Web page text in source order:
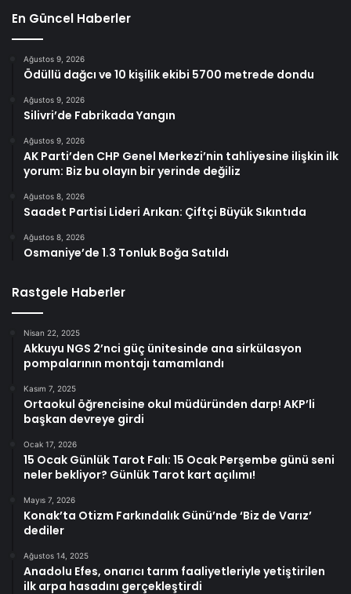
En Güncel Haberler
Ağustos 9, 2026
Ödüllü dağcı ve 10 kişilik ekibi 5700 metrede dondu
Ağustos 9, 2026
Silivri’de Fabrikada Yangın
Ağustos 9, 2026
AK Parti’den CHP Genel Merkezi’nin tahliyesine ilişkin ilk
yorum: Biz bu olayın bir yerinde değiliz
Ağustos 8, 2026
Saadet Partisi Lideri Arıkan: Çiftçi Büyük Sıkıntıda
Ağustos 8, 2026
Osmaniye’de 1.3 Tonluk Boğa Satıldı
Rastgele Haberler
Nisan 22, 2025
Akkuyu NGS 2’nci güç ünitesinde ana sirkülasyon
pompalarının montajı tamamlandı
Kasım 7, 2025
Ortaokul öğrencisine okul müdüründen darp! AKP’li
başkan devreye girdi
Ocak 17, 2026
15 Ocak Günlük Tarot Falı: 15 Ocak Perşembe günü seni
neler bekliyor? Günlük Tarot kart açılımı!
Mayıs 7, 2026
Konak’ta Otizm Farkındalık Günü’nde ‘Biz de Varız’
dediler
Ağustos 14, 2025
Anadolu Efes, onarıcı tarım faaliyetleriyle yetiştirilen
ilk arpa hasadını gerçekleştirdi